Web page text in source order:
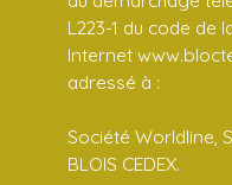
L223-1 du code de
Internet
adressé à :
Société Worldline,
BLOIS CEDEX.